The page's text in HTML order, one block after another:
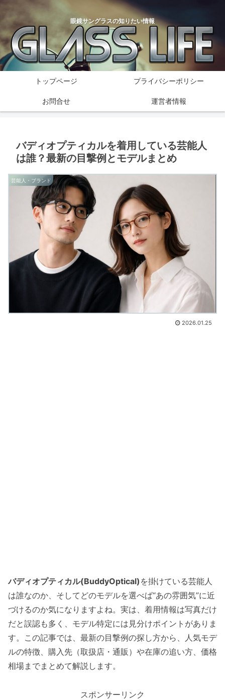
眼鏡サングラスの知りたい情報
トップページ プライバシーポリシー
お問合せ 運営者情報
バディオプティカルを着用している芸能人
は誰？最新の目撃例とモデルまとめ
芸能人・ブランド
2026.01.25
バディオプティカル(BuddyOptical) を掛けている芸能人
は誰なのか、そしてどのモデルを選べば“あの雰囲気”に近
づけるのか気になりますよね。実は、着用情報は写真だけ
だと誤認も多く、モデル特定には見分けポイントがありま
す。この記事では、最新の目撃例の探し方から、人気モデ
ルの特徴、購入先（取扱店・通販）や在庫の追い方、価格
相場までまとめて解説します。
スポンサーリンク